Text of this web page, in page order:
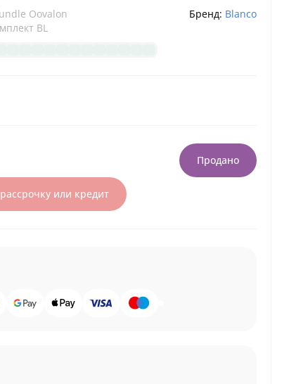
Oovalon
BL
Бренд: Blanco
Продано
или кредит